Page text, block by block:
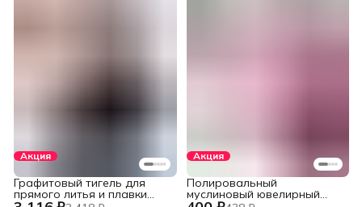
Акция
Графитовый тигель для
прямого литья и плавки
Акция
Полировальный
муслиновый ювелирный